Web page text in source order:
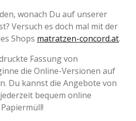
wonach Du auf unserer
Versuch es doch mal mit der
Shops matratzen-concord.at.
Fassung von
die Online-Versionen auf
Du kannst die Angebote von
bequem online